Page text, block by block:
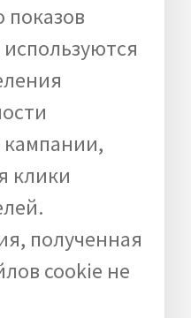
показов
клики
полученная
cookie не